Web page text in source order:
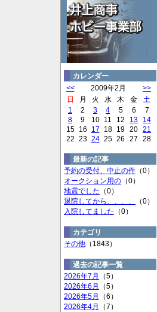
カレンダー
<<
2009年2月
>>
日
月 火 水 木 金
土
1
2 3 4 5 6
7
8
9 10 11 12 13
14
15
16 17 18 19 20 21
22 23 24 25 26 27 28
最新の記事
予約の受付、中止の件 （0）
オークション用の （0）
地震でした （0）
退院してから、、、、
（0）
入院してました （0）
カテゴリ
その他 （1843）
過去の記事一覧
2026年7月
（5）
2026年6月
（5）
2026年5月
（6）
2026年4月
（7）